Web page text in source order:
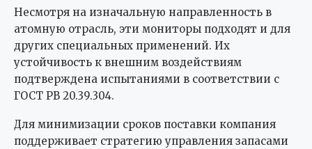
Несмотря на изначальную направленность в
атомную отрасль, эти мониторы подходят и для
других специальных применений. Их
устойчивость к внешним воздействиям
подтверждена испытаниями в соответствии с
ГОСТ РВ 20.39.304.
Для минимизации сроков поставки компания
поддерживает стратегию управления запасами